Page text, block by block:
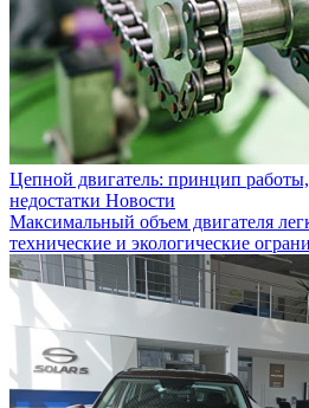
Цепной двигатель: принцип
недостатки Новости
Максимальный объем двигателя
технические и экологические